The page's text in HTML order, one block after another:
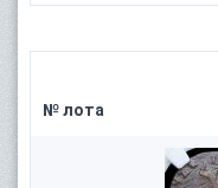
№ лота